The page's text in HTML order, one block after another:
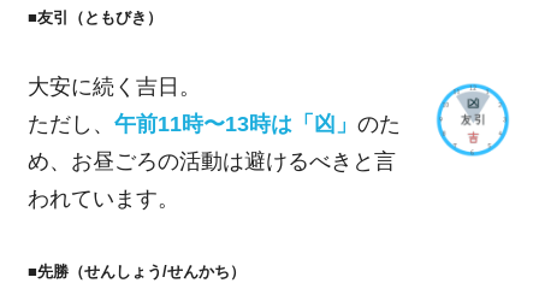
■友引（ともびき）
大安に続く吉日。
ただし、 午前11時〜13時は「凶」 のた
め、お昼ごろの活動は避けるべきと言
われています。
■先勝（せんしょう/せんかち）